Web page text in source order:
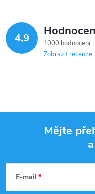
4,9
1000 hodnocení
Zobrazit recenze
Mějte
E-mail